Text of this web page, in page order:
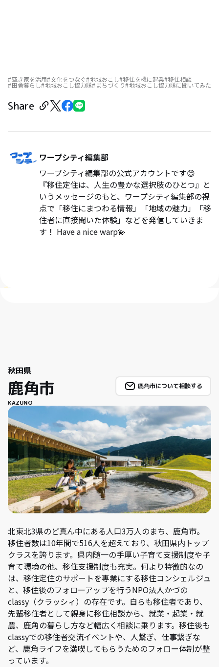
空き家を活用 文化をつなぐ 地域おこし 移住を機に起業 移住相談
田舎暮らし 地域おこし協力隊 まちづくり 地域おこし協力隊に聞いてみた
Share
ワープシティ編集部
ワープシティ編集部の公式アカウントです😊
『移住定住は、人生の豊かな選択肢のひとつ』と
いうメッセージのもと、ワープシティ編集部の視
点で「移住にまつわる情報」「地域の魅力」「移
住者に直接聞いた体験」などを発信していきま
す！ Have a nice warp💫
秋田県
鹿角市
KAZUNO
鹿角市について相談する
北東北3県のど真ん中にある人口3万人のまち、鹿角市。
移住者数は10年間で516人を超えており、秋田県内トップ
クラスを誇ります。県内随一の手厚い子育て支援制度や子
育て環境の他、移住支援制度も充実。何より特徴的なの
は、移住定住のサポートを専業にする移住コンシェルジュ
と、移住後のフォローアップを行うNPO法人かづの
classy（クラッシィ）の存在です。自らも移住者であり、
先輩移住者として親身に移住相談から、就業・起業・就
農、鹿角の暮らし方など幅広く相談に乗ります。移住後も
classyでの移住者交流イベントや、人繋ぎ、仕事繋ぎな
ど、鹿角ライフを満喫してもらうためのフォロー体制が整
っています。